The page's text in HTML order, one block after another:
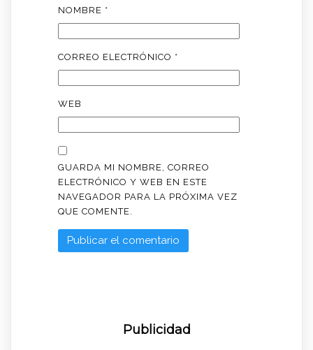
NOMBRE *
CORREO ELECTRÓNICO *
WEB
GUARDA MI NOMBRE, CORREO
ELECTRÓNICO Y WEB EN ESTE
NAVEGADOR PARA LA PRÓXIMA VEZ
QUE COMENTE.
Publicidad